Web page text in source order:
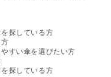
探している方
すい傘を選びたい方
探している方